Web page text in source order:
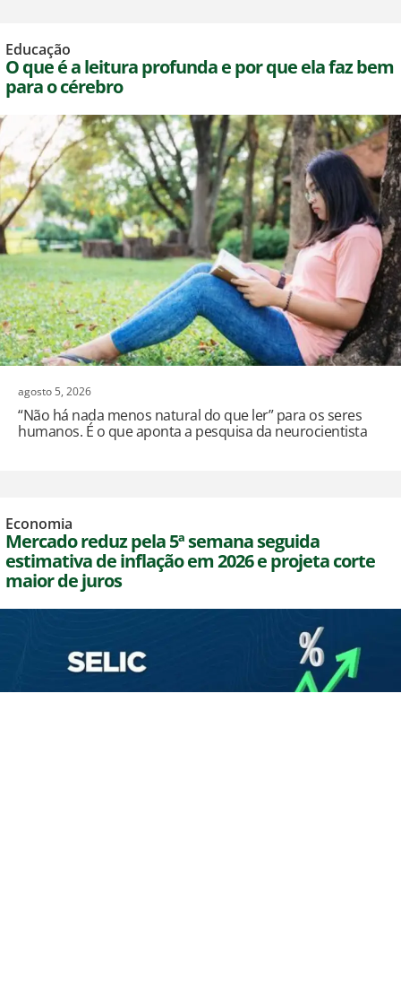
Educação
O que é a leitura profunda e por que ela faz bem
para o cérebro
agosto 5, 2026
“Não há nada menos natural do que ler” para os seres
humanos. É o que aponta a pesquisa da neurocientista
Economia
Mercado reduz pela 5ª semana seguida
estimativa de inflação em 2026 e projeta corte
maior de juros